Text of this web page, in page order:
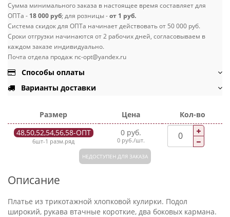
Сумма минимального заказа в настоящее время составляет для
ОПТа - 18 000 руб; для розницы -от 1 руб.
Система скидок для ОПТа начинает действовать от 50 000 руб.
Сроки отгрузки начинаются от 2 рабочих дней, согласовываем в
каждом заказе индивидуально.
Почта отдела продаж nc-opt@yandex.ru
Способы оплаты
Варианты доставки
Размер Цена
Кол-во
48,50,52,54,56,58-ОПТ
6шт-1 разм.ряд
0 руб.
0 руб./шт.
НЕДОСТУПЕН ДЛЯ ЗАКАЗА
Описание
Платье из трикотажной хлопковой кулирки. Подол
широкий, рукава втачные короткие, два боковых кармана.